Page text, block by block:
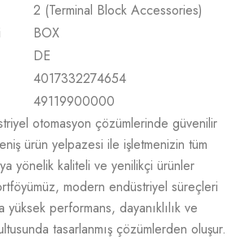
2 (Terminal Block Accessories)
BOX
DE
4017332274654
49119900000
otomasyon çözümlerinde güvenilir
ürün yelpazesi ile işletmenizin tüm
yönelik kaliteli ve yenilikçi ürünler
modern endüstriyel süreçleri
yüksek performans, dayanıklılık ve
tasarlanmış çözümlerden oluşur.